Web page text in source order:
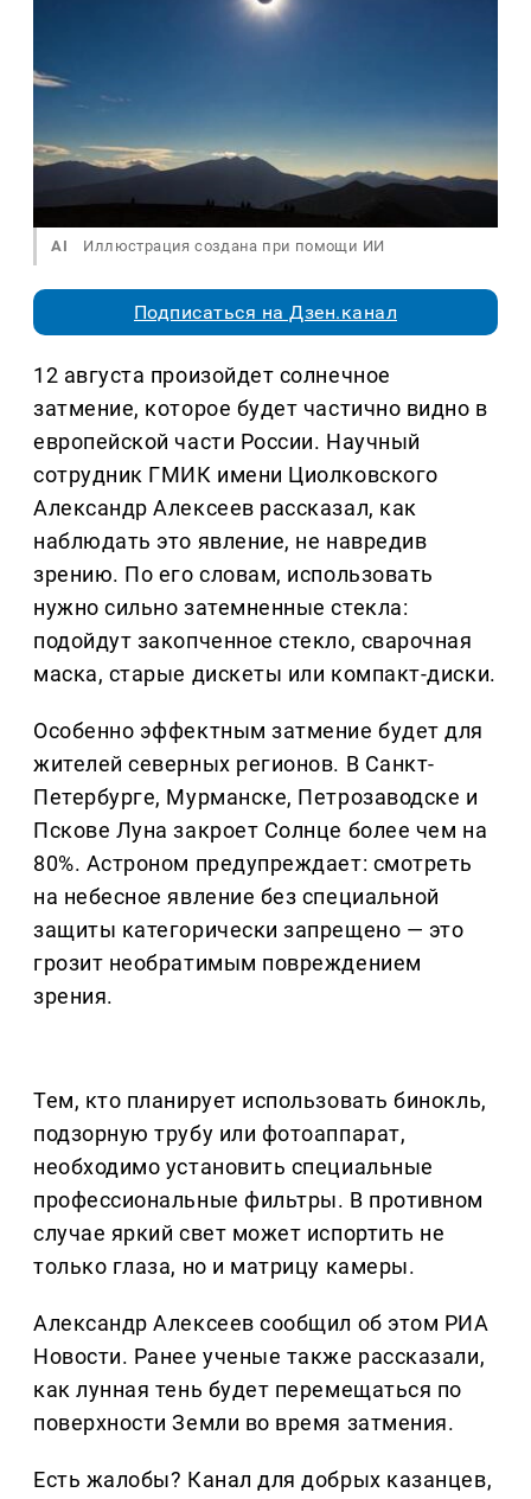
AI Иллюстрация создана при помощи ИИ
Подписаться на Дзен.канал
12 августа произойдет солнечное
затмение, которое будет частично видно в
европейской части России. Научный
сотрудник ГМИК имени Циолковского
Александр Алексеев рассказал, как
наблюдать это явление, не навредив
зрению. По его словам, использовать
нужно сильно затемненные стекла:
подойдут закопченное стекло, сварочная
маска, старые дискеты или компакт-диски.
Особенно эффектным затмение будет для
жителей северных регионов. В Санкт-
Петербурге, Мурманске, Петрозаводске и
Пскове Луна закроет Солнце более чем на
80%. Астроном предупреждает: смотреть
на небесное явление без специальной
защиты категорически запрещено — это
грозит необратимым повреждением
зрения.
Тем, кто планирует использовать бинокль,
подзорную трубу или фотоаппарат,
необходимо установить специальные
профессиональные фильтры. В противном
случае яркий свет может испортить не
только глаза, но и матрицу камеры.
Александр Алексеев сообщил об этом РИА
Новости. Ранее ученые также рассказали,
как лунная тень будет перемещаться по
поверхности Земли во время затмения.
Есть жалобы? Канал для добрых казанцев,